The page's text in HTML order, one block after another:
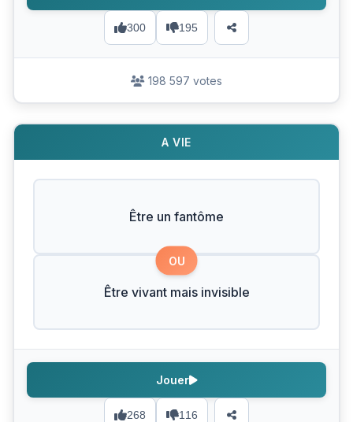
300 195
198 597 votes
A VIE
Être un fantôme
OU
Être vivant mais invisible
268 116
Jouer